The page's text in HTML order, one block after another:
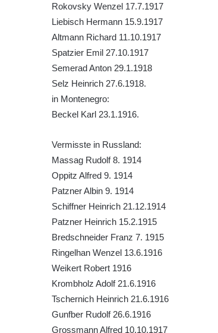
Pomník obětem válek před hřbitovem v
Kenotaf Miloslava Švice na hřbitově v Lužci
nad Vltavou
Hrob Václava Kufnera na hřbitově v Lužci
Pomník vojákům Rudé armády na hřbitově
v Lužci nad Vltavou
Pomník obětem válek v Hrobčicích
Pomník obětem válek v Mirošovicích
Hrob vojáků Rudé armády na hřbitově v
Račicích
Hrob Jiřího Dovhomilji na hřbitově v
Rokovsky Wenzel 17.7.1917
Liebisch Hermann 15.9.1917
Altmann Richard 11.10.1917
Spatzier Emil 27.10.1917
Semerad Anton 29.1.1918
Selz Heinrich 27.6.1918.
in Montenegro:
Beckel Karl 23.1.1916.
Vermisste in Russland:
Massag Rudolf 8. 1914
Oppitz Alfred 9. 1914
Patzner Albin 9. 1914
Schiffner Heinrich 21.12.1914
Patzner Heinrich 15.2.1915
Bredschneider Franz 7. 1915
Ringelhan Wenzel 13.6.1916
Weikert Robert 1916
Krombholz Adolf 21.6.1916
Tschernich Heinrich 21.6.1916
Gunfber Rudolf 26.6.1916
Grossmann Alfred 10.10.1917